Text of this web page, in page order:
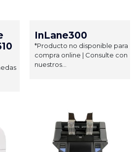
InLane300
*Producto no disponible para
compra online | Consulte con
nuestros...